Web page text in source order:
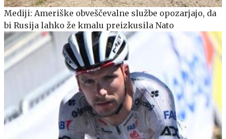
Mediji: Ameriške obveščevalne službe opozarjajo, da
bi Rusija lahko že kmalu preizkusila Nato